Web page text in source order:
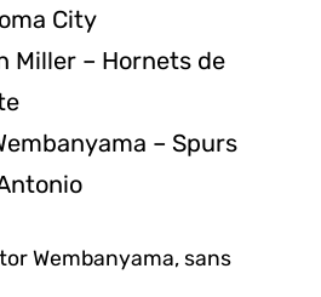
City
Miller – Hornets de
– Spurs
Wembanyama, sans